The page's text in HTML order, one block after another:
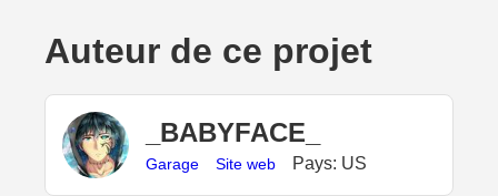
Auteur de ce projet
_BABYFACE_
Garage Site web Pays: US